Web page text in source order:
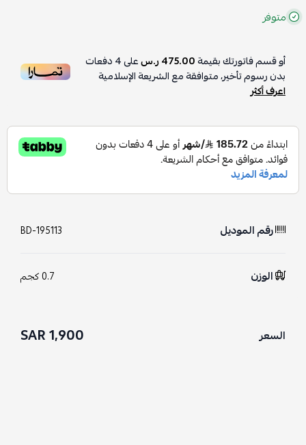
متوفر
أو قسم فاتورتك بقيمة475.00 ر.س على4دفعات
بدون رسوم تأخير، متوافقة مع الشريعة الإسلامية
اعرف أكثر
رقم الموديل BD-195113
الوزن 0.7 كجم
السعر 1,900 SAR